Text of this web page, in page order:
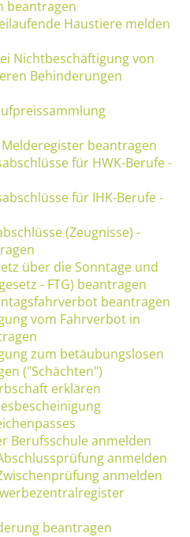
beantragen
Haustiere melden
Nichtbeschäftigung von
Behinderungen
beantragen
für HWK-Berufe -
für IHK-Berufe -
(Zeugnisse) -
über die Sonntage und
- FTG) beantragen
beantragen
vom Fahrverbot in
zum betäubungslosen
("Schächten")
erklären
Berufsschule anmelden
anmelden
anmelden
beantragen